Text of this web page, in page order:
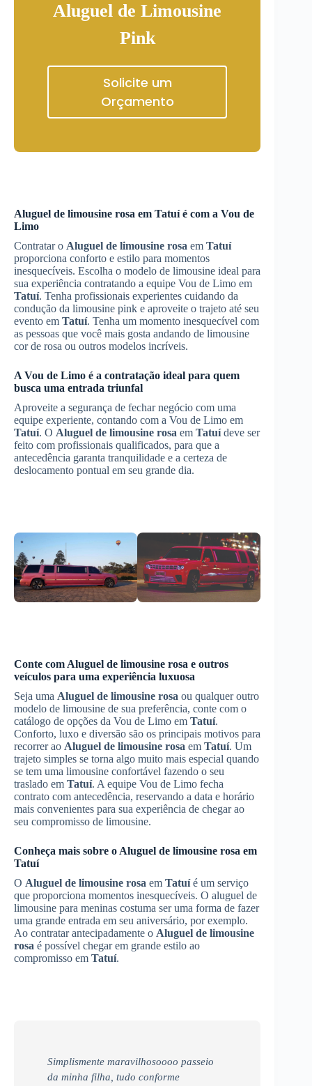
Aluguel de Limousine
Pink
Solicite um
Orçamento
Aluguel de limousine rosa em Tatuíé com a Vou de
Limo
Contratar o Aluguel de limousine rosa em Tatuí
proporciona conforto e estilo para momentos
inesquecíveis. Escolha o modelo de limousine ideal para
sua experiência contratando a equipe Vou de Limo em
Tatuí. Tenha profissionais experientes cuidando da
condução da limousine pink e aproveite o trajeto até seu
evento em Tatuí. Tenha um momento inesquecível com
as pessoas que você mais gosta andando de limousine
cor de rosa ou outros modelos incríveis.
A Vou de Limo é a contratação ideal para quem
busca uma entrada triunfal
Aproveite a segurança de fechar negócio com uma
equipe experiente, contando com a Vou de Limo em
Tatuí. O Aluguel de limousine rosa em Tatuídeve ser
feito com profissionais qualificados, para que a
antecedência garanta tranquilidade e a certeza de
deslocamento pontual em seu grande dia.
Conte com Aluguel de limousine rosa e outros
veículos para uma experiência luxuosa
Seja uma Aluguel de limousine rosa ou qualquer outro
modelo de limousine de sua preferência, conte com o
catálogo de opções da Vou de Limo em Tatuí.
Conforto, luxo e diversão são os principais motivos para
recorrer ao Aluguel de limousine rosa em Tatuí. Um
trajeto simples se torna algo muito mais especial quando
se tem uma limousine confortável fazendo o seu
traslado em Tatuí. A equipe Vou de Limo fecha
contrato com antecedência, reservando a data e horário
mais convenientes para sua experiência de chegar ao
seu compromisso de limousine.
Conheça mais sobre o Aluguel de limousine rosa em
Tatuí
O Aluguel de limousine rosa em Tatuíé um serviço
que proporciona momentos inesquecíveis. O aluguel de
limousine para meninas costuma ser uma forma de fazer
uma grande entrada em seu aniversário, por exemplo.
Ao contratar antecipadamente o Aluguel de limousine
rosa é possível chegar em grande estilo ao
compromisso em Tatuí.
Simplismente maravilhosoooo passeio
da minha filha, tudo conforme